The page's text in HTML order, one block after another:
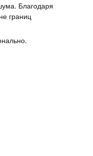
Благодаря
границ